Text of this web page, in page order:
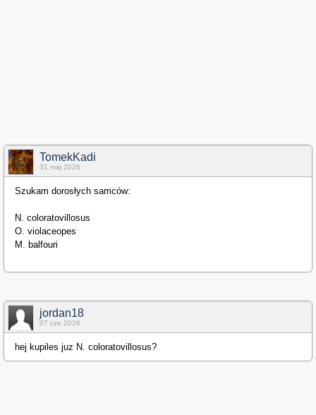
TomekKadi
31 maj 2026
Szukam dorosłych samców:
N. coloratovillosus
O. violaceopes
M. balfouri
jordan18
07 cze 2026
hej kupiles juz N. coloratovillosus?